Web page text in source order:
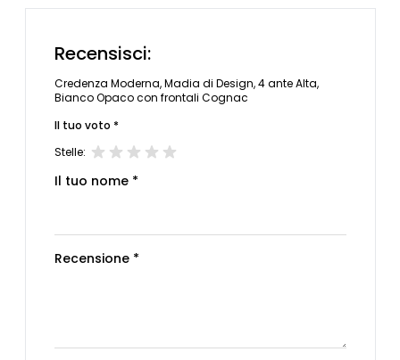
Recensisci:
Credenza Moderna, Madia di Design, 4 ante Alta,
Bianco Opaco con frontali Cognac
Il tuo voto *
Stelle:
Il tuo nome *
Recensione *